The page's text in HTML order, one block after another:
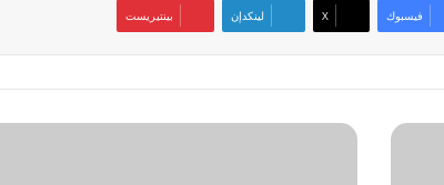
فيسبوك ‫X لينكدإن بينتيريست
هواوي